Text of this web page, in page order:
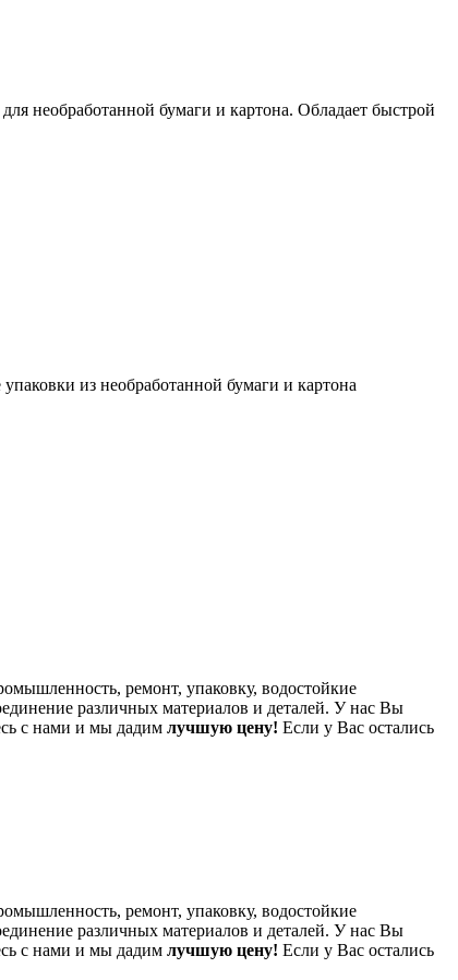
необработанной бумаги и картона. Обладает быстрой
из необработанной бумаги и картона
ремонт, упаковку, водостойкие
различных материалов и деталей. У нас Вы
с нами и мы дадим лучшую цену! Если у Вас остались
ремонт, упаковку, водостойкие
различных материалов и деталей. У нас Вы
с нами и мы дадим лучшую цену! Если у Вас остались